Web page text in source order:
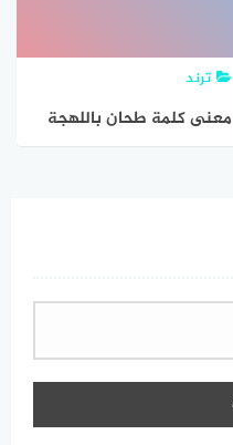
ترند
معنى كلمة طحان باللهجة